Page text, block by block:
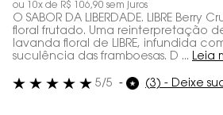
ou 10x de R$ 106,90 sem juros
O SABOR DA LIBERDADE. LIBRE Berry
floral frutado. Uma reinterpretação
lavanda floral de LIBRE, infundida
suculência das framboesas. D ... Leia
5/5 (3) - Deixe